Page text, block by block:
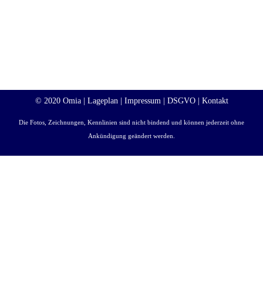
© 2020 Omia | Lageplan| Impressum| DSGVO| Kontakt
Die Fotos, Zeichnungen, Kennlinien sind nicht bindend und können jederzeit ohne
Ankündigung geändert werden.